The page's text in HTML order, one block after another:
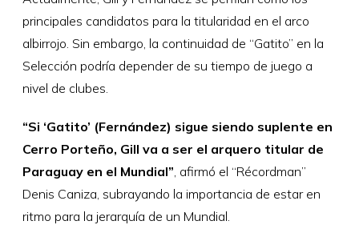
principales candidatos para la titularidad en el arco
albirrojo. Sin embargo, la continuidad de “Gatito” en la
Selección podría depender de su tiempo de juego a
nivel de clubes.
“Si ‘Gatito’ (Fernández) sigue siendo suplente en
Cerro Porteño, Gill va a ser el arquero titular de
Paraguay en el Mundial” , afirmó el “Récordman”
Denis Caniza, subrayando la importancia de estar en
ritmo para la jerarquía de un Mundial.